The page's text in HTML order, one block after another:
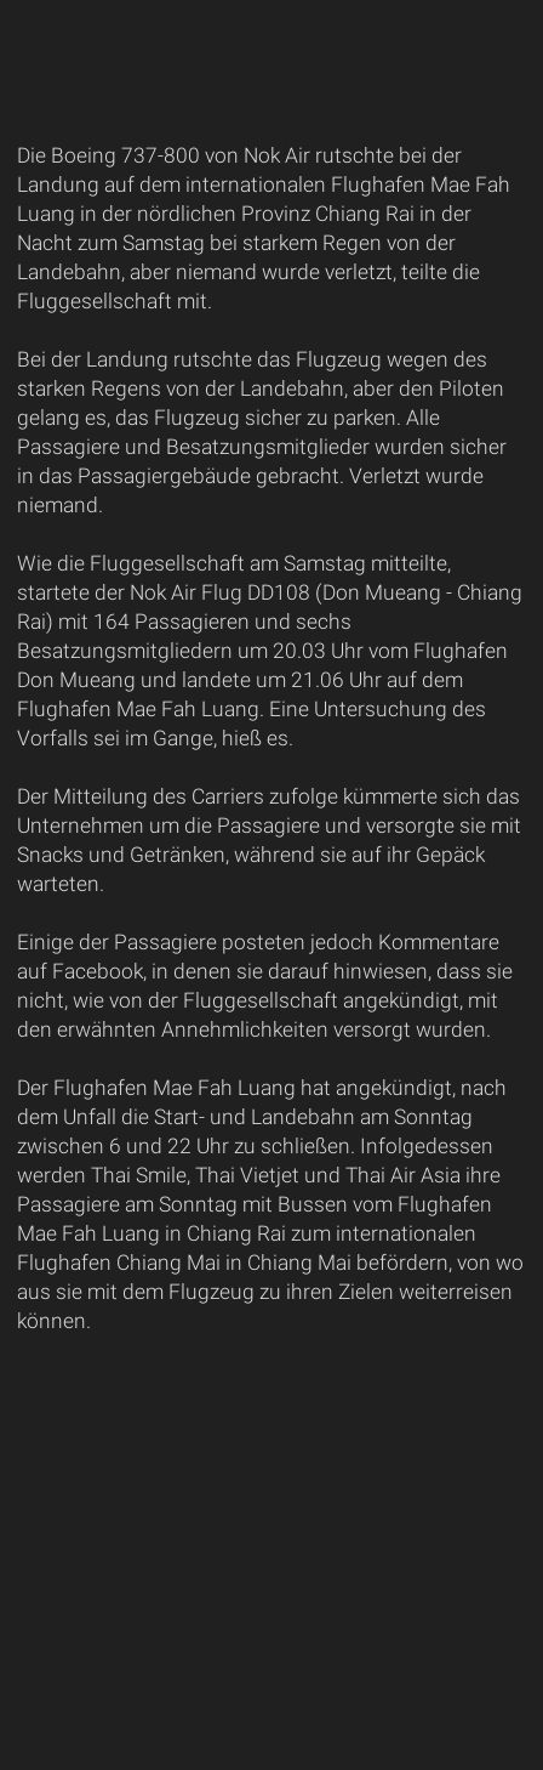
Die Boeing 737-800 von Nok Air rutschte bei der
Landung auf dem internationalen Flughafen Mae Fah
Luang in der nördlichen Provinz Chiang Rai in der
Nacht zum Samstag bei starkem Regen von der
Landebahn, aber niemand wurde verletzt, teilte die
Fluggesellschaft mit.
Bei der Landung rutschte das Flugzeug wegen des
starken Regens von der Landebahn, aber den Piloten
gelang es, das Flugzeug sicher zu parken. Alle
Passagiere und Besatzungsmitglieder wurden sicher
in das Passagiergebäude gebracht. Verletzt wurde
niemand.
Wie die Fluggesellschaft am Samstag mitteilte,
startete der Nok Air Flug DD108 (Don Mueang - Chiang
Rai) mit 164 Passagieren und sechs
Besatzungsmitgliedern um 20.03 Uhr vom Flughafen
Don Mueang und landete um 21.06 Uhr auf dem
Flughafen Mae Fah Luang. Eine Untersuchung des
Vorfalls sei im Gange, hieß es.
Der Mitteilung des Carriers zufolge kümmerte sich das
Unternehmen um die Passagiere und versorgte sie mit
Snacks und Getränken, während sie auf ihr Gepäck
warteten.
Einige der Passagiere posteten jedoch Kommentare
auf Facebook, in denen sie darauf hinwiesen, dass sie
nicht, wie von der Fluggesellschaft angekündigt, mit
den erwähnten Annehmlichkeiten versorgt wurden.
Der Flughafen Mae Fah Luang hat angekündigt, nach
dem Unfall die Start- und Landebahn am Sonntag
zwischen 6 und 22 Uhr zu schließen. Infolgedessen
werden Thai Smile, Thai Vietjet und Thai Air Asia ihre
Passagiere am Sonntag mit Bussen vom Flughafen
Mae Fah Luang in Chiang Rai zum internationalen
Flughafen Chiang Mai in Chiang Mai befördern, von wo
aus sie mit dem Flugzeug zu ihren Zielen weiterreisen
können.